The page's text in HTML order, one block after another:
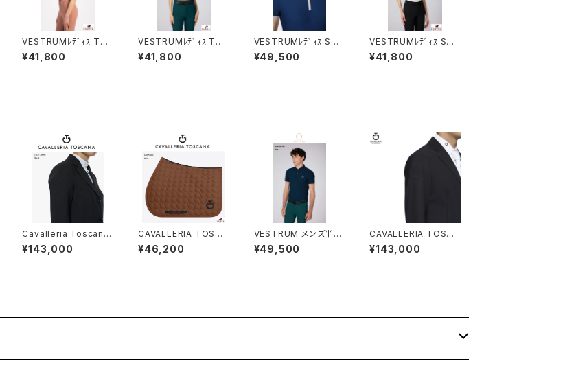
VESTRUMﾚﾃﾞｨｽ Tシ
ャツ W633860002
¥41,800
VESTRUMﾚﾃﾞｨｽ Tシ
ャツ W633960002
¥41,800
VESTRUMﾚﾃﾞｨｽ SS
シャツ W460065012
¥49,500
VESTRUMﾚﾃﾞｨｽ SS
シャツ W634060002
¥41,800
Cavalleria Toscana
レディース 競技用ジ
ャケット GID051 JE11
¥143,000
CAVALLERIA TOSCA
NA Circle Quilted ジ
ャンピングサドルパッ
¥46,200
VESTRUM メンズ半袖
トレーニングトップス
M632860002
¥49,500
CAVALLERIA TOSCA
NAメンズジップジャケッ
トGGU032JE115
¥143,000